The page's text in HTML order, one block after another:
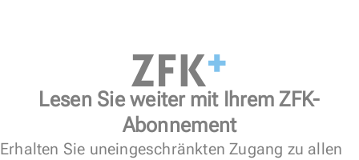
Lesen Sie weiter mit Ihrem ZFK-
Abonnement
Erhalten Sie uneingeschränkten Zugang zu allen